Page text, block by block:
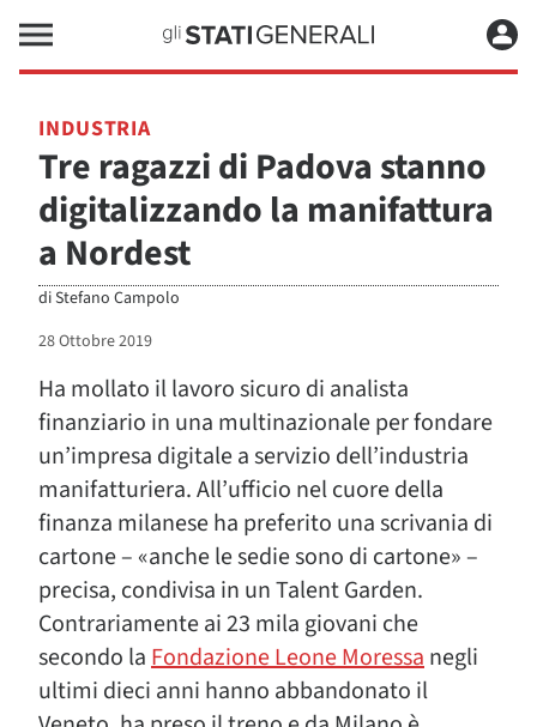
INDUSTRIA
Tre ragazzi di Padova stanno
digitalizzando la manifattura
a Nordest
diStefano Campolo
28 Ottobre 2019
Ha mollato il lavoro sicuro di analista
finanziario in una multinazionale per fondare
un’impresa digitale a servizio dell’industria
manifatturiera. All’ufficio nel cuore della
finanza milanese ha preferito una scrivania di
cartone – «anche le sedie sono di cartone» –
precisa, condivisa in un Talent Garden.
Contrariamente ai 23 mila giovani che
secondo laFondazione Leone Moressanegli
ultimi dieci anni hanno abbandonato il